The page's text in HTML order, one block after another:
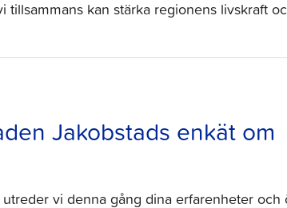
kan stärka regionens livskraft
Jakobstads enkät om
vi denna gång dina erfarenheter och